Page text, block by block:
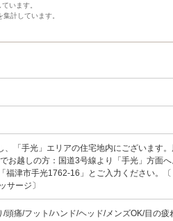
います。
計しています。
「手光」エリアの住宅地内にございます
お越しの方：国道3号線より「手光」方面
福津市手光1762-16」とご入力ください。
サージ〕
痛/フット/ハンド/ヘッド/メンズOK/目の疲